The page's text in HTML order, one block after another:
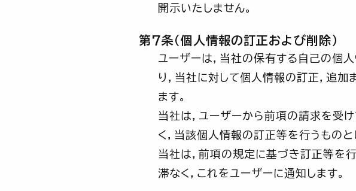
開示いたしません。
第7条（個人情報の訂正および削除）
ユーザーは，当社の保有する自己の個
り，当社に対して個人情報の訂正，追加
ます。
当社は，ユーザーから前項の請求を受
く，当該個人情報の訂正等を行うものと
当社は，前項の規定に基づき訂正等を
滞なく，これをユーザーに通知します。